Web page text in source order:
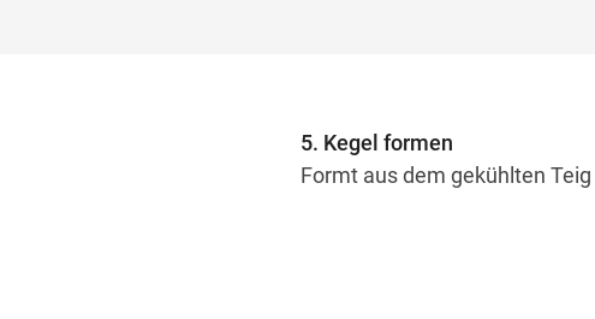
5. Kegel formen
Formt aus dem gekühlten